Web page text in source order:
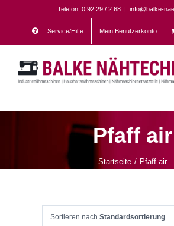
content
Telefon: 0 92 29 / 2 68 | info@balke-
Service/Hilfe Mein Benutzerkonto
Pfaff air
Startseite Pfaff air
Sortieren nach Standardsortierung